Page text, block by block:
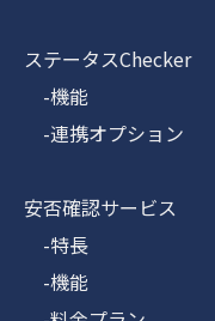
ステータスChecker
-機能
-連携オプション
安否確認サービス
-特長
-機能